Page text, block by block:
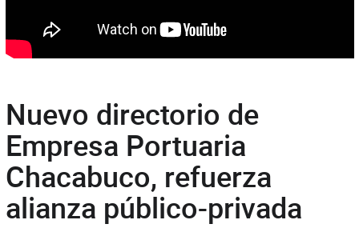
Nuevo directorio de
Empresa Portuaria
Chacabuco, refuerza
alianza público-privada